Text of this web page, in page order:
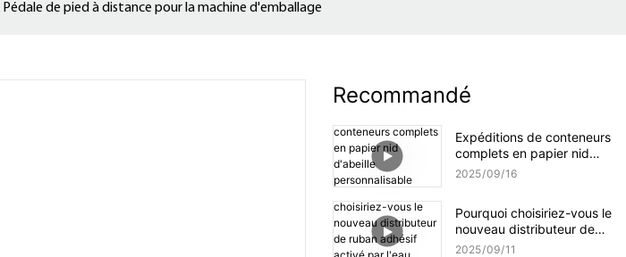
Pédale de pied à distance pour la machine d'emballage
Recommandé
Expéditions de conteneurs
complets en papier nid
d'abeille personnalisable
2025 09 16
Pourquoi choisiriez-vous le
nouveau distributeur de
ruban adhésif activé par
2025 09 11